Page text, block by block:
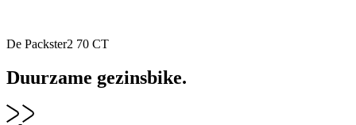
De Packster2 70 CT
Duurzame gezinsbike.